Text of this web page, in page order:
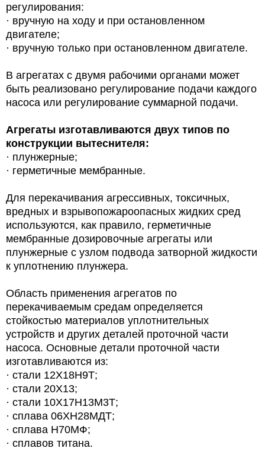
регулирования:
· вручную на ходу и при остановленном
двигателе;
· вручную только при остановленном двигателе.
В агрегатах с двумя рабочими органами может
быть реализовано регулирование подачи каждого
насоса или регулирование суммарной подачи.
Агрегаты изготавливаются двух типов по
конструкции вытеснителя:
· плунжерные;
· герметичные мембранные.
Для перекачивания агрессивных, токсичных,
вредных и взрывопожароопасных жидких сред
используются, как правило, герметичные
мембранные дозировочные агрегаты или
плунжерные с узлом подвода затворной жидкости
к уплотнению плунжера.
Область применения агрегатов по
перекачиваемым средам определяется
стойкостью материалов уплотнительных
устройств и других деталей проточной части
насоса. Основные детали проточной части
изготавливаются из:
· стали 12Х18Н9Т;
· стали 20Х13;
· стали 10Х17Н13М3Т;
· сплава 06ХН28МДТ;
· сплава Н70МФ;
· сплавов титана.